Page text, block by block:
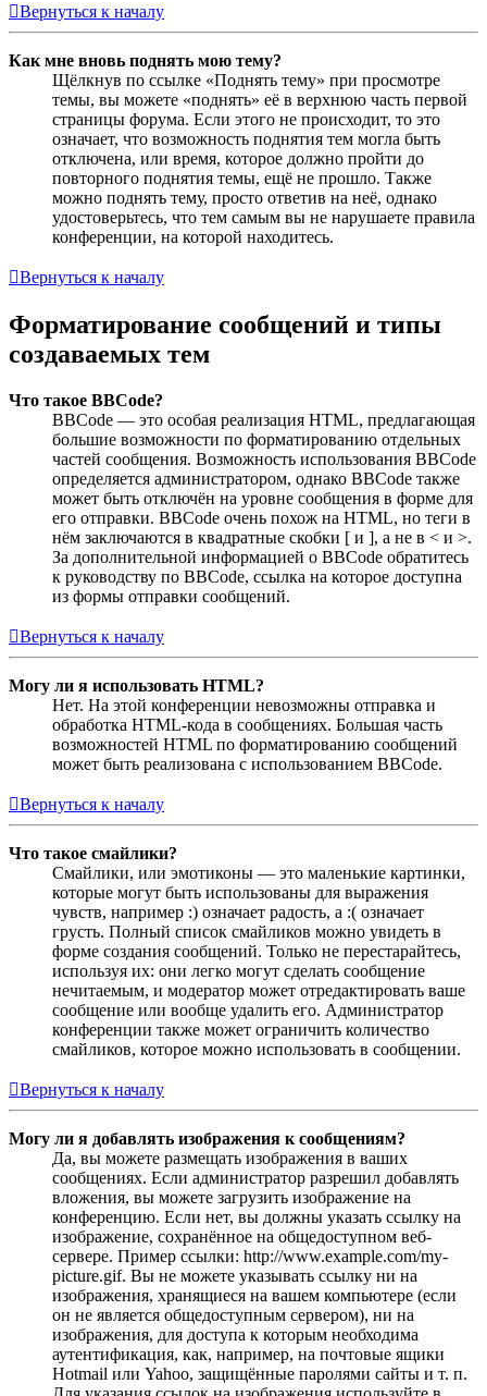
Вернуться к началу
Как мне вновь поднять мою тему?
Щёлкнув по ссылке «Поднять тему» при просмотре
темы, вы можете «поднять» её в верхнюю часть первой
страницы форума. Если этого не происходит, то это
означает, что возможность поднятия тем могла быть
отключена, или время, которое должно пройти до
повторного поднятия темы, ещё не прошло. Также
можно поднять тему, просто ответив на неё, однако
удостоверьтесь, что тем самым вы не нарушаете правила
конференции, на которой находитесь.
Вернуться к началу
Форматирование сообщений и типы
создаваемых тем
Что такое BBCode?
BBCode — это особая реализация HTML, предлагающая
большие возможности по форматированию отдельных
частей сообщения. Возможность использования BBCode
определяется администратором, однако BBCode также
может быть отключён на уровне сообщения в форме для
его отправки. BBCode очень похож на HTML, но теги в
нём заключаются в квадратные скобки [ и ], а не в < и >.
За дополнительной информацией о BBCode обратитесь
к руководству по BBCode, ссылка на которое доступна
из формы отправки сообщений.
Вернуться к началу
Могу ли я использовать HTML?
Нет. На этой конференции невозможны отправка и
обработка HTML-кода в сообщениях. Большая часть
возможностей HTML по форматированию сообщений
может быть реализована с использованием BBCode.
Вернуться к началу
Что такое смайлики?
Смайлики, или эмотиконы — это маленькие картинки,
которые могут быть использованы для выражения
чувств, например :) означает радость, а :( означает
грусть. Полный список смайликов можно увидеть в
форме создания сообщений. Только не перестарайтесь,
используя их: они легко могут сделать сообщение
нечитаемым, и модератор может отредактировать ваше
сообщение или вообще удалить его. Администратор
конференции также может ограничить количество
смайликов, которое можно использовать в сообщении.
Вернуться к началу
Могу ли я добавлять изображения к сообщениям?
Да, вы можете размещать изображения в ваших
сообщениях. Если администратор разрешил добавлять
вложения, вы можете загрузить изображение на
конференцию. Если нет, вы должны указать ссылку на
изображение, сохранённое на общедоступном веб-
сервере. Пример ссылки: http://www.example.com/my-
picture.gif. Вы не можете указывать ссылку ни на
изображения, хранящиеся на вашем компьютере (если
он не является общедоступным сервером), ни на
изображения, для доступа к которым необходима
аутентификация, как, например, на почтовые ящики
Hotmail или Yahoo, защищённые паролями сайты и т. п.